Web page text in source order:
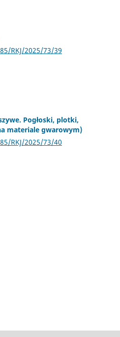
RKJ/2025/73/39
Pogłoski, plotki,
materiale gwarowym)
RKJ/2025/73/40